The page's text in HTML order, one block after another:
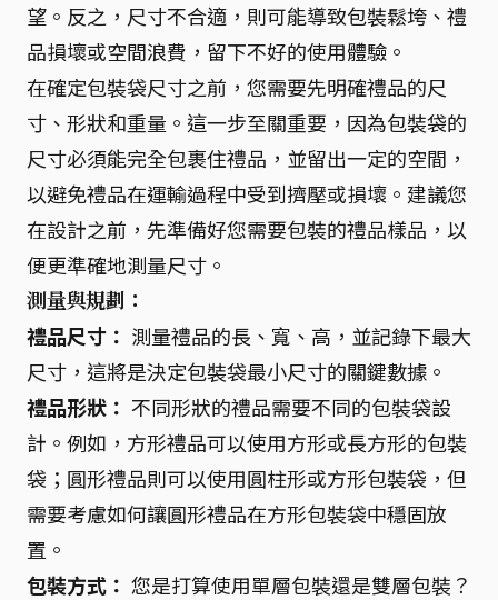
望。反之，尺寸不合適，則可能導致包裝鬆垮、禮
品損壞或空間浪費，留下不好的使用體驗。
在確定包裝袋尺寸之前，您需要先明確禮品的尺
寸、形狀和重量。這一步至關重要，因為包裝袋的
尺寸必須能完全包裹住禮品，並留出一定的空間，
以避免禮品在運輸過程中受到擠壓或損壞。建議您
在設計之前，先準備好您需要包裝的禮品樣品，以
便更準確地測量尺寸。
測量與規劃：
禮品尺寸： 測量禮品的長、寬、高，並記錄下最大
尺寸，這將是決定包裝袋最小尺寸的關鍵數據。
禮品形狀： 不同形狀的禮品需要不同的包裝袋設
計。例如，方形禮品可以使用方形或長方形的包裝
袋；圓形禮品則可以使用圓柱形或方形包裝袋，但
需要考慮如何讓圓形禮品在方形包裝袋中穩固放
置。
包裝方式： 您是打算使用單層包裝還是雙層包裝？